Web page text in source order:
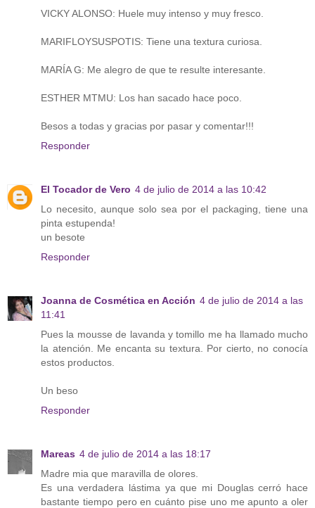
VICKY ALONSO: Huele muy intenso y muy fresco.
MARIFLOYSUSPOTIS: Tiene una textura curiosa.
MARÍA G: Me alegro de que te resulte interesante.
ESTHER MTMU: Los han sacado hace poco.
Besos a todas y gracias por pasar y comentar!!!
Responder
El Tocador de Vero 4 de julio de 2014 a las 10:42
Lo necesito, aunque solo sea por el packaging, tiene una
pinta estupenda!
un besote
Responder
Joanna de Cosmética en Acción 4 de julio de 2014 a las
11:41
Pues la mousse de lavanda y tomillo me ha llamado mucho
la atención. Me encanta su textura. Por cierto, no conocía
estos productos.
Un beso
Responder
Mareas 4 de julio de 2014 a las 18:17
Madre mia que maravilla de olores.
Es una verdadera lástima ya que mi Douglas cerró hace
bastante tiempo pero en cuánto pise uno me apunto a oler